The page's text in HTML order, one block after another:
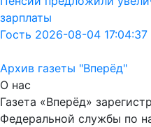
зарплаты
Гость 2026-08-04 17:04:37
Архив газеты "Вперёд"
О нас
Газета «Вперёд»
Федеральной службы по